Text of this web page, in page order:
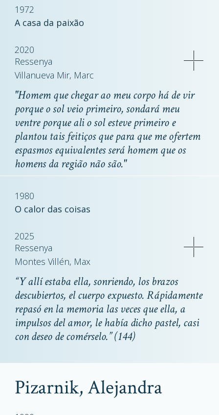
1972
A casa da paixão
2020
Ressenya
Villanueva Mir, Marc
"Homem que chegar ao meu corpo há de vir
porque o sol veio primeiro, sondará meu
ventre porque ali o sol esteve primeiro e
plantou tais feitiços que para que me ofertem
espasmos equivalentes será homem que os
homens da região não são."
1980
O calor das coisas
2025
Ressenya
Montes Villén, Max
“Y allí estaba ella, sonriendo, los brazos
descubiertos, el cuerpo expuesto. Rápidamente
repasó en la memoria las veces que ella, a
impulsos del amor, le había dicho pastel, casi
con deseo de comérselo.” (144)
Pizarnik, Alejandra